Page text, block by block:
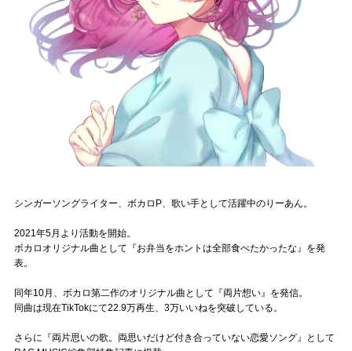
Follow us
Official SNS
シンガーソングライター、ボカロP、歌い手として活躍中のりーあん。
2021年5月より活動を開始。
ボカロオリジナル曲として『お弁当をホントは全部食べたかったな』を発
表。
同年10月、ボカロ第二作のオリジナル曲として『両片想い』を発信。
同曲は現在TikTokにて22.9万再生、3万いいねを突破している。
さらに『両片思いの歌。両思いだけど付き合っていない恋愛ソング』として